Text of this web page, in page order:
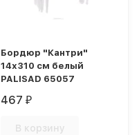
Бордюр "Кантри"
14х310 см белый
PALISAD 65057
467₽
В корзину